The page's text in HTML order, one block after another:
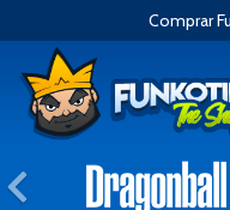
Comprar
Anterior